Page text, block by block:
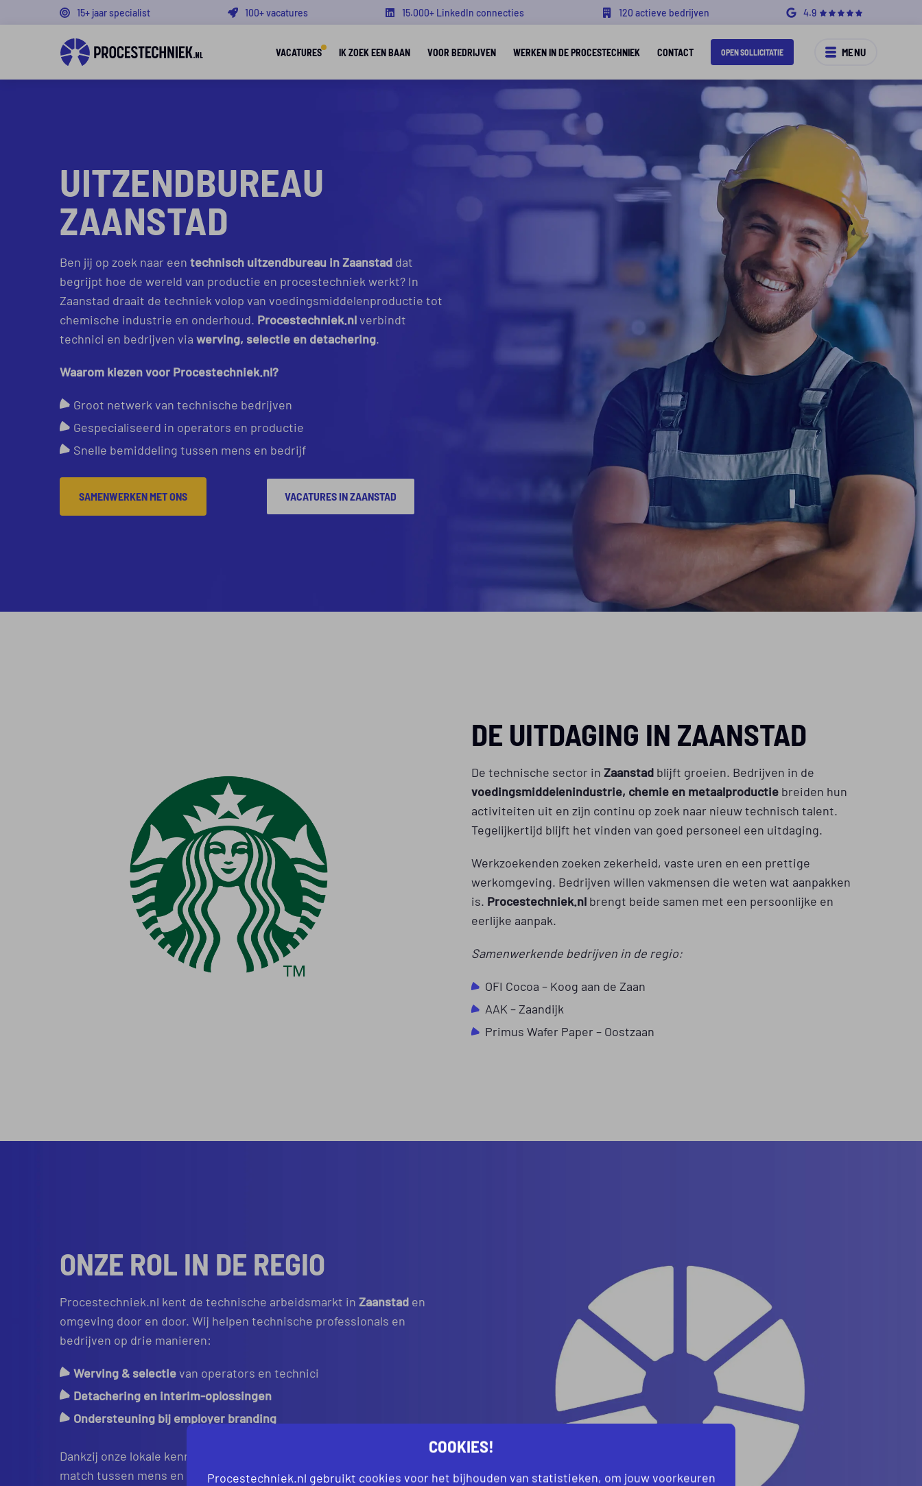
15+ jaar specialist 100+ vacatures 15.000+ LinkedIn connecties 120 actieve bedrijven 4.9
VACATURES IK ZOEK EEN BAAN VOOR BEDRIJVEN WERKEN IN DE PROCESTECHNIEK CONTACT OPEN SOLLICITATIE MENU
UITZENDBUREAU
ZAANSTAD
Ben jij op zoek naar een technisch uitzendbureau in Zaanstad dat
begrijpt hoe de wereld van productie en procestechniek werkt? In
Zaanstad draait de techniek volop van voedingsmiddelenproductie tot
chemische industrie en onderhoud. Procestechniek.nlverbindt
technici en bedrijven via werving, selectie en detachering.
Waarom kiezen voor Procestechniek.nl?
Groot netwerk van technische bedrijven
Gespecialiseerd in operators en productie
Snelle bemiddeling tussen mens en bedrijf
SAMENWERKEN MET ONS VACATURES IN ZAANSTAD
DE UITDAGING IN ZAANSTAD
De technische sector in Zaanstad blijft groeien. Bedrijven in de
voedingsmiddelenindustrie, chemie en metaalproductie breiden hun
activiteiten uit en zijn continu op zoek naar nieuw technisch talent.
Tegelijkertijd blijft het vinden van goed personeel een uitdaging.
Werkzoekenden zoeken zekerheid, vaste uren en een prettige
werkomgeving. Bedrijven willen vakmensen die weten wat aanpakken
is. Procestechniek.nl brengt beide samen met een persoonlijke en
eerlijke aanpak.
Samenwerkende bedrijven in de regio:
OFI Cocoa – Koog aan de Zaan
AAK – Zaandijk
Primus Wafer Paper – Oostzaan
ONZE ROL IN DE REGIO
Procestechniek.nl kent de technische arbeidsmarkt in Zaanstad en
omgeving door en door. Wij helpen technische professionals en
bedrijven op drie manieren:
Werving & selectievan operators en technici
Detachering en interim-oplossingen
Ondersteuning bij employer branding
Dankzij onze lokale kennis schakelen we snel en vinden we de juiste
match tussen mens en organisatie.
COOKIES!
Procestechniek.nl gebruikt cookies voor het bijhouden van statistieken, om jouw voorkeuren